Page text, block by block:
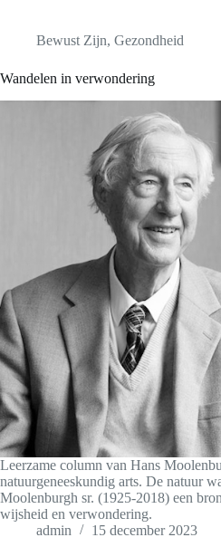
Bewust Zijn, Gezondheid
Wandelen in verwondering
Leerzame column van Hans
natuurgeneeskundig arts. De natuur
Moolenburgh sr. (1925-2018) een
wijsheid en verwondering.
admin
15 december 2023